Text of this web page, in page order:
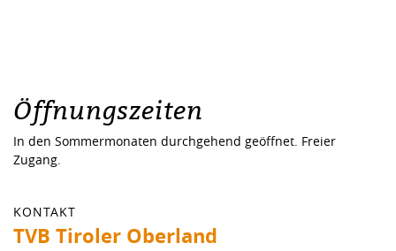
Öffnungszeiten
In den Sommermonaten durchgehend geöffnet. Freier
Zugang.
KONTAKT
TVB Tiroler Oberland